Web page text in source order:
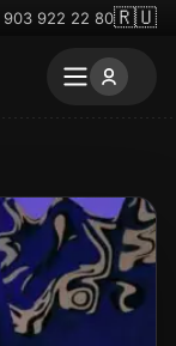
903 922 22 80🇷🇺